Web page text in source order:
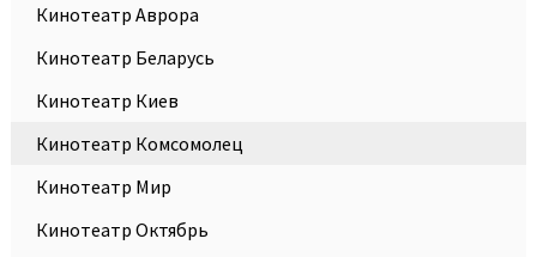
Кинотеатр Аврора
Кинотеатр Беларусь
Кинотеатр Киев
Кинотеатр Комсомолец
Кинотеатр Мир
Кинотеатр Октябрь